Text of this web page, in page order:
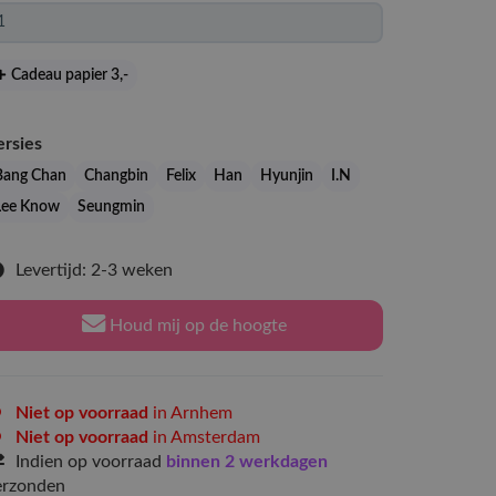
Cadeau papier 3,-
Chan Changbin Felix Han Hyunjin
I.N
Know
Seungmin
Levertijd: 2-3 weken
Houd mij op de hoogte
Niet op voorraad in Arnhem
Niet op voorraad in Amsterdam
Indien op voorraad binnen 2 werkdagen